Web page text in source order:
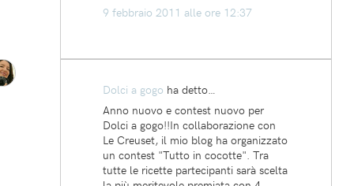
9 febbraio 2011 alle ore 12:37
Dolci a gogo ha detto…
Anno nuovo e contest nuovo per
Dolci a gogo!!In collaborazione con
Le Creuset, il mio blog ha organizzato
un contest "Tutto in cocotte". Tra
tutte le ricette partecipanti sarà scelta